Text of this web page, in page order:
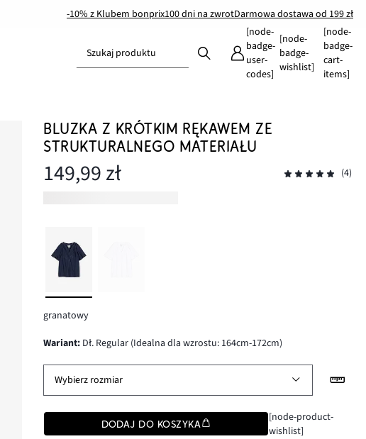
-10% z Klubem bonprix100 dni na zwrotDarmowa dostawa od 199 zł
Szukaj produktu
[node-
badge-
user-
codes]
[node-
badge-
wishlist]
[node-
badge-
cart-
items]
BLUZKA Z KRÓTKIM RĘKAWEM ZE
STRUKTURALNEGO MATERIAŁU
149,99 zł (4)
granatowy
wariant: Dł. Regular (Idealna dla wzrostu: 164cm-172cm)
Wybierz rozmiar
DODAJ DO KOSZYKA
[node-product-
wishlist]